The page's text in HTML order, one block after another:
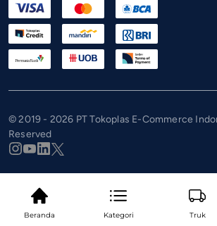
Beranda Kategori Truk
© 2019 - 2026 PT Tokoplas E-Commerce
Reserved